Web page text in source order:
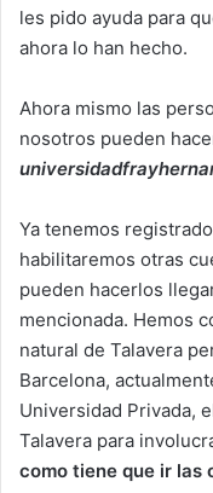
les pido ayuda para
ahora lo han hecho.
Ahora mismo las
nosotros pueden
Ya tenemos
habilitaremos otras
pueden hacerlos
mencionada. Hemos
natural de Talavera
Barcelona,
Universidad Privada,
Talavera para
como tiene que ir las